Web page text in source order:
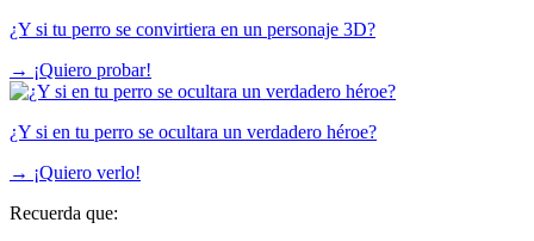
¿Y si tu perro se convirtiera en un personaje 3D?
→ ¡Quiero probar!
¿Y si en tu perro se ocultara un verdadero héroe?
→ ¡Quiero verlo!
Recuerda que: